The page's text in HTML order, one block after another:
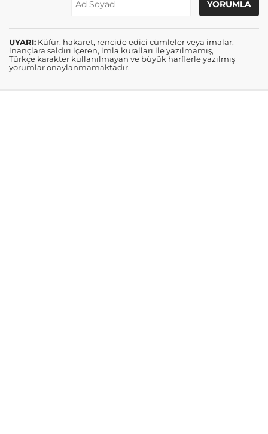
UYARI: Küfür, hakaret, rencide edici cümleler veya imalar,
inançlara saldırı içeren, imla kuralları ile yazılmamış,
Türkçe karakter kullanılmayan ve büyük harflerle yazılmış
yorumlar onaylanmamaktadır.